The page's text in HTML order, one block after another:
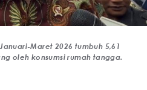
Maret 2026 tumbuh 5,61
oleh konsumsi rumah tangga.